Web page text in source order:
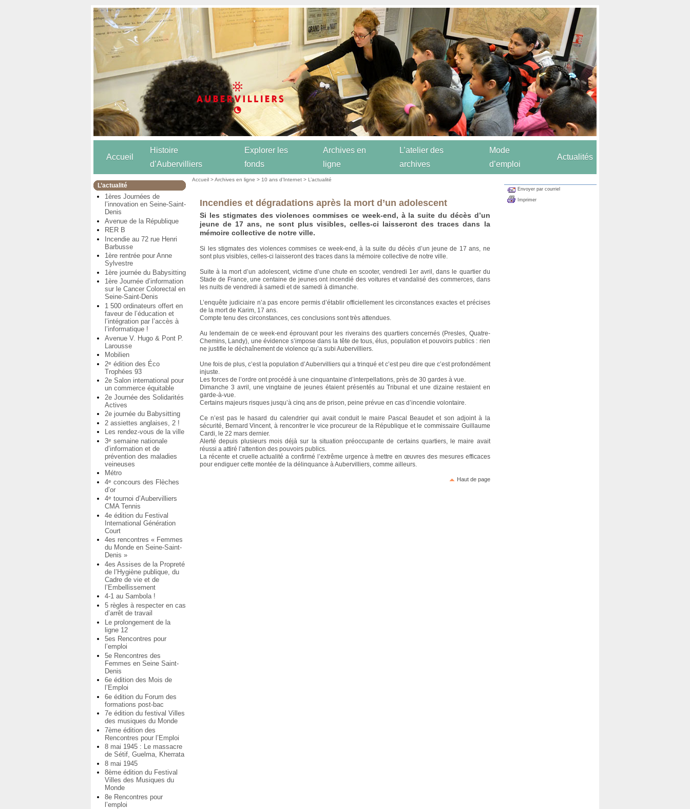
Accueil
Histoire
d’Aubervilliers
Explorer les
fonds
Archives en
ligne
L’atelier des
archives
Mode
d’emploi
Actualités
L’actualité
1ères Journées de
l’innovation en Seine-Saint-
Denis
Avenue de la République
RER B
Incendie au 72 rue Henri
Barbusse
1ère rentrée pour Anne
Sylvestre
1ère journée du Babysitting
1ère Journée d’information
sur le Cancer Colorectal en
Seine-Saint-Denis
1 500 ordinateurs offert en
faveur de l’éducation et
l’intégration par l’accès à
l’informatique !
Avenue V. Hugo & Pont P.
Larousse
Mobilien
2e édition des Éco
Trophées 93
2e Salon international pour
un commerce équitable
2e Journée des Solidarités
Actives
2e journée du Babysitting
2 assiettes anglaises, 2 !
Les rendez-vous de la ville
3e semaine nationale
d’information et de
prévention des maladies
veineuses
Métro
4e concours des Flèches
d’or
4e tournoi d’Aubervilliers
CMA Tennis
4e édition du Festival
International Génération
Court
4es rencontres « Femmes
du Monde en Seine-Saint-
Denis »
4es Assises de la Propreté
de l’Hygiène publique, du
Cadre de vie et de
l’Embellissement
4-1 au Sambola !
5 règles à respecter en cas
d’arrêt de travail
Le prolongement de la
ligne 12
5es Rencontres pour
l’emploi
5e Rencontres des
Femmes en Seine Saint-
Denis
6e édition des Mois de
l’Emploi
6e édition du Forum des
formations post-bac
7e édition du festival Villes
des musiques du Monde
7ème édition des
Rencontres pour l’Emploi
8 mai 1945 : Le massacre
de Sétif, Guelma, Kherrata
8 mai 1945
8ème édition du Festival
Villes des Musiques du
Monde
8e Rencontres pour
l’emploi
Accueil >Archives en ligne > 10 ans d’Internet >L’actualité
Incendies et dégradations après la mort d’un adolescent
Si les stigmates des violences commises ce week-end, à la suite du décès d’un
jeune de 17 ans, ne sont plus visibles, celles-ci laisseront des traces dans la
mémoire collective de notre ville.
Si les stigmates des violences commises ce week-end, à la suite du décès d’un jeune de 17 ans, ne
sont plus visibles, celles-ci laisseront des traces dans la mémoire collective de notre ville.
Suite à la mort d’un adolescent, victime d’une chute en scooter, vendredi 1er avril, dans le quartier du
Stade de France, une centaine de jeunes ont incendié des voitures et vandalisé des commerces, dans
les nuits de vendredi à samedi et de samedi à dimanche.
L’enquête judiciaire n’a pas encore permis d’établir officiellement les circonstances exactes et précises
de la mort de Karim, 17 ans.
Compte tenu des circonstances, ces conclusions sont très attendues.
Au lendemain de ce week-end éprouvant pour les riverains des quartiers concernés (Presles, Quatre-
Chemins, Landy), une évidence s’impose dans la tête de tous, élus, population et pouvoirs publics : rien
ne justifie le déchaînement de violence qu’a subi Aubervilliers.
Une fois de plus, c’est la population d’Aubervilliers qui a trinqué et c’est peu dire que c’est profondément
injuste.
Les forces de l’ordre ont procédé à une cinquantaine d’interpellations, près de 30 gardes à vue.
Dimanche 3 avril, une vingtaine de jeunes étaient présentés au Tribunal et une dizaine restaient en
garde-à-vue.
Certains majeurs risques jusqu’à cinq ans de prison, peine prévue en cas d’incendie volontaire.
Ce n’est pas le hasard du calendrier qui avait conduit le maire Pascal Beaudet et son adjoint à la
sécurité, Bernard Vincent, à rencontrer le vice procureur de la République et le commissaire Guillaume
Cardi, le 22 mars dernier.
Alerté depuis plusieurs mois déjà sur la situation préoccupante de certains quartiers, le maire avait
réussi a attiré l’attention des pouvoirs publics.
La récente et cruelle actualité a confirmé l’extrême urgence à mettre en œuvres des mesures efficaces
pour endiguer cette montée de la délinquance à Aubervilliers, comme ailleurs.
Haut de page
Envoyer par courriel
Imprimer